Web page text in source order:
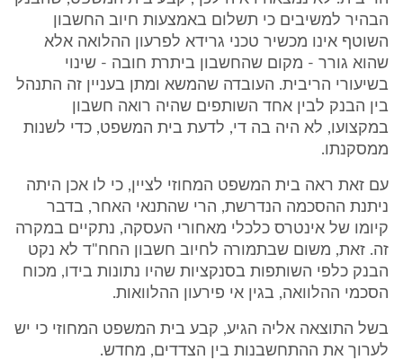
הבהיר למשיבים כי תשלום באמצעות חיוב החשבון
השוטף אינו מכשיר טכני גרידא לפרעון ההלואה אלא
שהוא גורר - מקום שהחשבון ביתרת חובה - שינוי
בשיעורי הריבית. העובדה שהמשא ומתן בעניין זה התנהל
בין הבנק לבין אחד השותפים שהיה רואה חשבון
במקצועו, לא היה בה די, לדעת בית המשפט, כדי לשנות
ממסקנתו.
עם זאת ראה בית המשפט המחוזי לציין, כי לו אכן היתה
ניתנת ההסכמה הנדרשת, הרי שהתנאי האחר, בדבר
קיומו של אינטרס כלכלי מאחורי העסקה, נתקיים במקרה
זה. זאת, משום שבתמורה לחיוב חשבון החח"ד לא נקט
הבנק כלפי השותפות בסנקציות שהיו נתונות בידו, מכוח
הסכמי ההלוואה, בגין אי פירעון ההלוואות.
בשל התוצאה אליה הגיע, קבע בית המשפט המחוזי כי יש
לערוך את ההתחשבנות בין הצדדים, מחדש.